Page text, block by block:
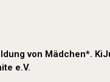
von Mädchen*.
e.V.